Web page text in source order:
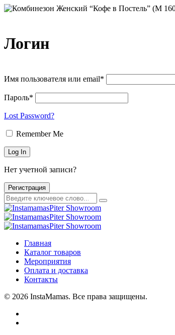
Логин
Имя пользователя или email*
Пароль*
Lost Password?
Remember Me
Нет учетной записи?
Регистрация
Главная
Каталог товаров
Мероприятия
Оплата и доставка
Контакты
© 2026 InstaMamas. Все права защищены.